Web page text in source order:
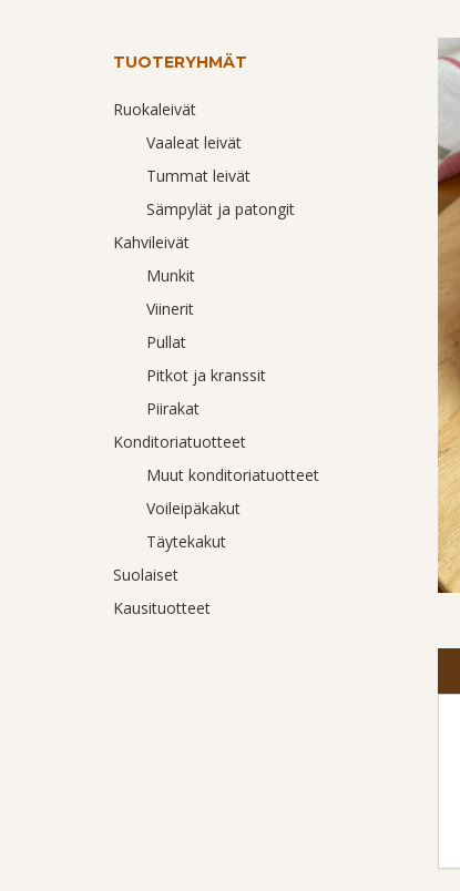
TUOTERYHMÄT
Ruokaleivät
Vaaleat leivät
Tummat leivät
Sämpylät ja patongit
Kahvileivät
Munkit
Viinerit
Pullat
Pitkot ja kranssit
Piirakat
Konditoriatuotteet
Muut konditoriatuotteet
Voileipäkakut
Täytekakut
Suolaiset
Kausituotteet